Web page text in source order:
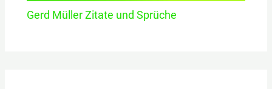
Gerd Müller Zitate und Sprüche